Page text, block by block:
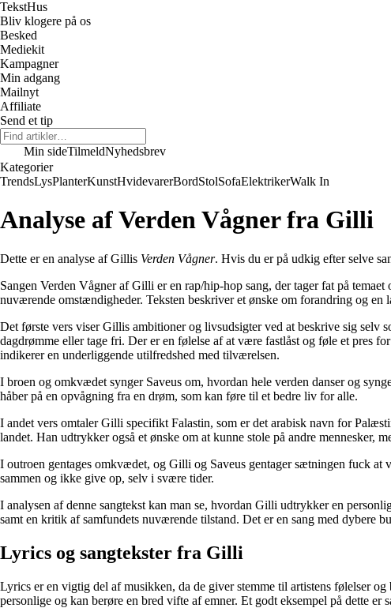
TekstHus
Bliv klogere på os
Besked
Mediekit
Kampagner
Min adgang
Mailnyt
Affiliate
Send et tip
Min sideTilmeldNyhedsbrev
Kategorier
TrendsLysPlanterKunstHvidevarerBordStolSofaElektrikerWalk In
Analyse af Verden Vågner fra Gilli
Dette er en analyse af Gillis Verden Vågner. Hvis du er på udkig efter selve
Sangen Verden Vågner af Gilli er en rap/hip-hop sang, der tager fat på
nuværende omstændigheder. Teksten beskriver et ønske om forandring og
Det første vers viser Gillis ambitioner og livsudsigter ved at beskrive sig selv
dagdrømme eller tage fri. Der er en følelse af at være fastlåst og føle et pres
indikerer en underliggende utilfredshed med tilværelsen.
I broen og omkvædet synger Saveus om, hvordan hele verden danser og
håber på en opvågning fra en drøm, som kan føre til et bedre liv for alle.
I andet vers omtaler Gilli specifikt Falastin, som er det arabisk navn for
landet. Han udtrykker også et ønske om at kunne stole på andre mennesker,
I outroen gentages omkvædet, og Gilli og Saveus gentager sætningen fuck
sammen og ikke give op, selv i svære tider.
I analysen af denne sangtekst kan man se, hvordan Gilli udtrykker en
samt en kritik af samfundets nuværende tilstand. Det er en sang med dybere
Lyrics og sangtekster fra Gilli
Lyrics er en vigtig del af musikken, da de giver stemme til artistens følelser
personlige og kan berøre en bred vifte af emner. Et godt eksempel på dette